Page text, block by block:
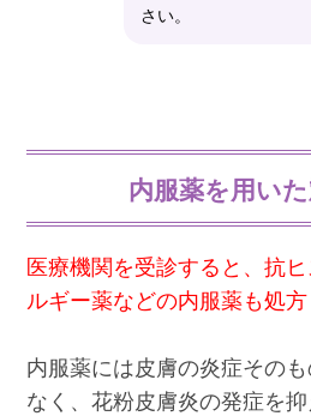
さい。
内服薬を用い
医療機関を受診すると、抗
ルギー薬などの内服薬も処方
内服薬には皮膚の炎症その
なく、花粉皮膚炎の発症を